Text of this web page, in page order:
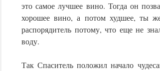
это самое лучшее вино. Тогда он
хорошее вино, а потом худшее, ты
распорядитель потому, что еще не
воду.
Так Спаситель положил начало